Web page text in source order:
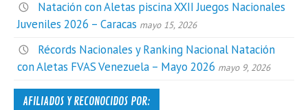
Natación con Aletas piscina XXII Juegos Nacionales
Juveniles 2026 – Caracas mayo 15, 2026
Récords Nacionales y Ranking Nacional Natación
con Aletas FVAS Venezuela – Mayo 2026 mayo 9, 2026
AFILIADOS Y RECONOCIDOS POR: